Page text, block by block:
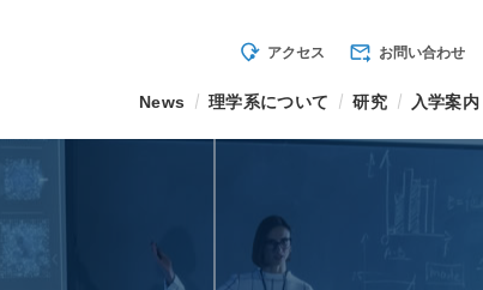
mode_of_travel アクセス forward_to_inbox お問い合わせ
News 理学系について 研究 入学案内